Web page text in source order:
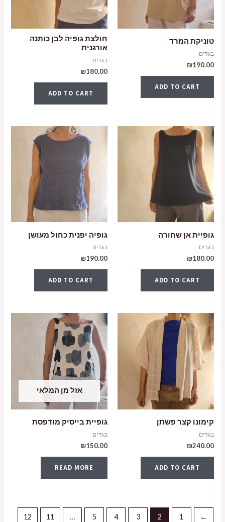
טוניקת המרד
בגדים
₪190.00
ADD TO CART
חולצת גופיה לבן כותנה
אורגנית
בגדים
₪180.00
ADD TO CART
גופיית אן שחורה
בגדים
₪180.00
ADD TO CART
גופיה יפנית כחול מעושן
בגדים
₪190.00
ADD TO CART
קימונו קצר פשתן
בגדים
₪240.00
ADD TO CART
אזל מן המלאי
גופיית בייסיק מודפסת
בגדים
₪150.00
READ MORE
→
1
2
3
4
5
…
11
12